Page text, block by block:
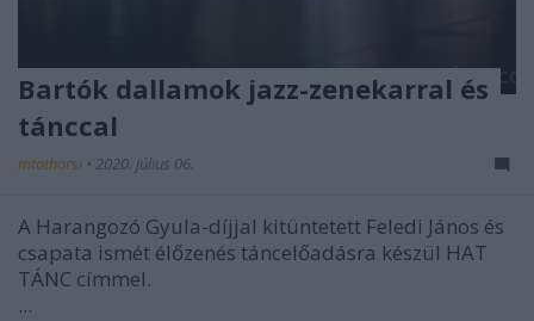
Bartók dallamok jazz-zenekarral és
tánccal
mtothorsi • 2020. július 06.
A Harangozó Gyula-díjjal kitüntetett Feledi János és
csapata ismét élőzenés táncelőadásra készül HAT
TÁNC címmel.
...